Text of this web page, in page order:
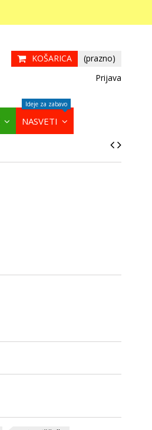
KOŠARICA
(prazno)
Prijava
NASVETI
Ideje za zabavo